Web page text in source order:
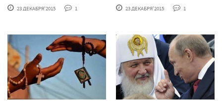
23 ДЕКАБРЯ'2015 1 23 ДЕКАБРЯ'2015 1